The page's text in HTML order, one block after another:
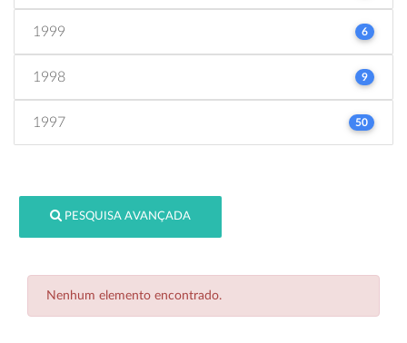
1999 6
1998 9
1997 50
PESQUISA AVANÇADA
Nenhum elemento encontrado.